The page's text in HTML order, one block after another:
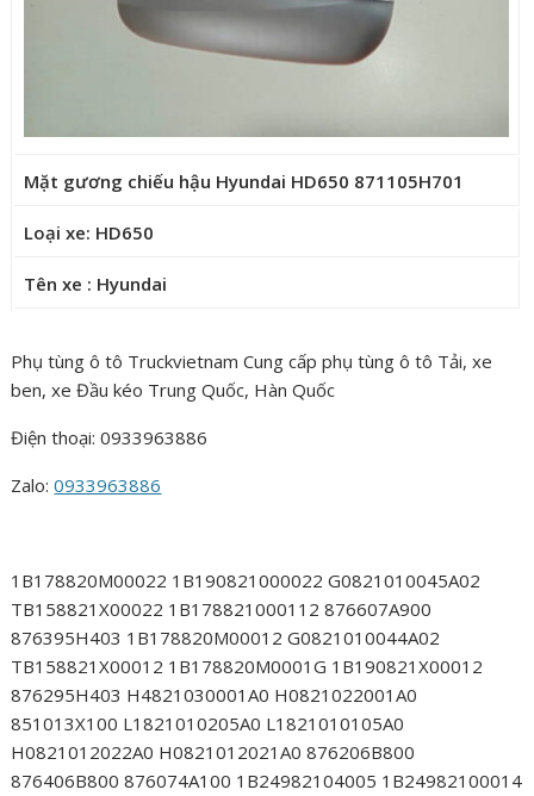
Mặt gương chiếu hậu Hyundai HD650 871105H701
Loại xe: HD650
Tên xe : Hyundai
Phụ tùng ô tô Truckvietnam Cung cấp phụ tùng ô tô Tải, xe
ben, xe Đầu kéo Trung Quốc, Hàn Quốc
Điện thoại: 0933963886
Zalo:0933963886
1B178820M00022 1B190821000022 G0821010045A02
TB158821X00022 1B178821000112 876607A900
876395H403 1B178820M00012 G0821010044A02
TB158821X00012 1B178820M0001G 1B190821X00012
876295H403 H4821030001A0 H0821022001A0
851013X100 L1821010205A0 L1821010105A0
H0821012022A0 H0821012021A0 876206B800
876406B800 876074A100 1B24982104005 1B24982100014